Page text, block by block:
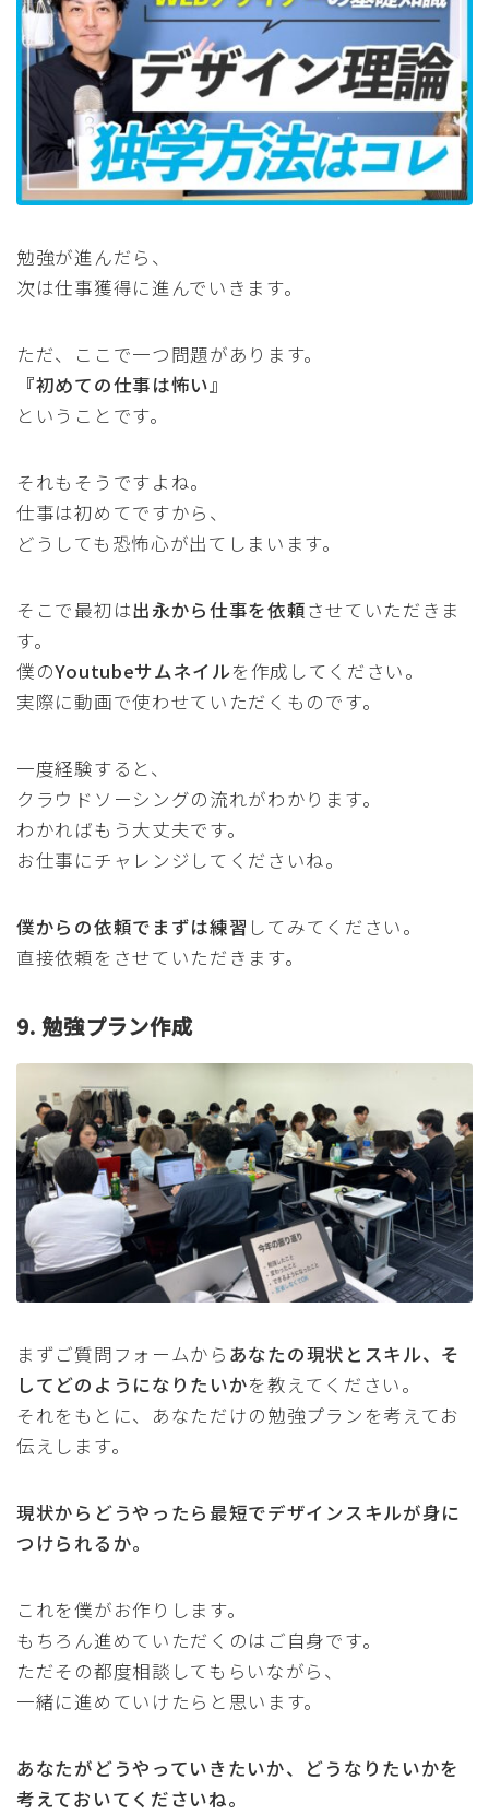
勉強が進んだら、
次は仕事獲得に進んでいきます。
ただ、ここで一つ問題があります。
『初めての仕事は怖い』
ということです。
それもそうですよね。
仕事は初めてですから、
どうしても恐怖心が出てしまいます。
そこで最初は出永から仕事を依頼させていただきま
す。
僕のYoutubeサムネイルを作成してください。
実際に動画で使わせていただくものです。
一度経験すると、
クラウドソーシングの流れがわかります。
わかればもう大丈夫です。
お仕事にチャレンジしてくださいね。
僕からの依頼でまずは練習 してみてください。
直接依頼をさせていただきます。
9. 勉強プラン作成
まずご質問フォームから あなたの現状とスキル、そ
してどのようになりたいかを教えてください。
それをもとに、あなただけの勉強プランを考えてお
伝えします。
現状からどうやったら最短でデザインスキルが身に
つけられるか。
これを僕がお作りします。
もちろん進めていただくのはご自身です。
ただその都度相談してもらいながら、
一緒に進めていけたらと思います。
あなたがどうやっていきたいか、どうなりたいかを
考えておいてくださいね。